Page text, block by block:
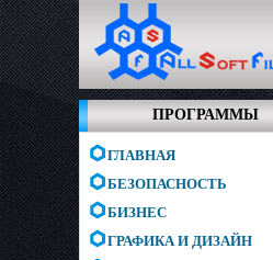
ПРОГРАММЫ
ГЛАВНАЯ
БЕЗОПАСНОСТЬ
БИЗНЕС
ГРАФИКА И ДИЗАЙН